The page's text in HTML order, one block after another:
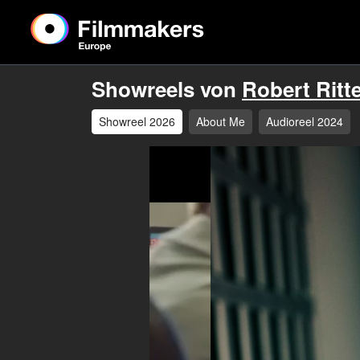
Showreels von Robert
Showreel 2026 About Me Audioreel 2024